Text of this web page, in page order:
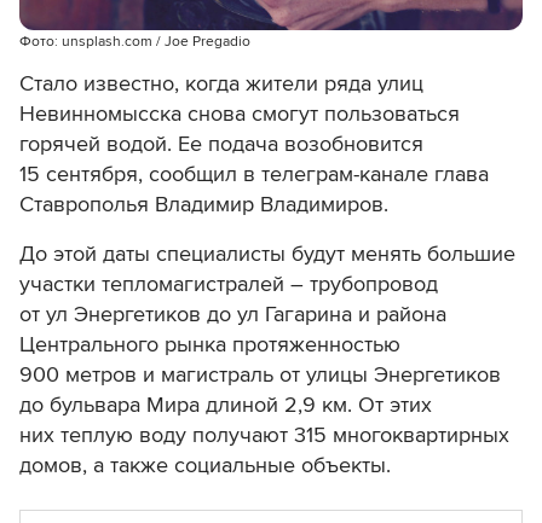
Фото: unsplash.com / Joe Pregadio
Стало известно, когда жители ряда улиц
Невинномысска снова смогут пользоваться
горячей водой. Ее подача возобновится
15 сентября, сообщил в телеграм-канале глава
Ставрополья Владимир Владимиров.
До этой даты специалисты будут менять большие
участки тепломагистралей – трубопровод
от ул Энергетиков до ул Гагарина и района
Центрального рынка протяженностью
900 метров и магистраль от улицы Энергетиков
до бульвара Мира длиной 2,9 км. От этих
них теплую воду получают 315 многоквартирных
домов, а также социальные объекты.